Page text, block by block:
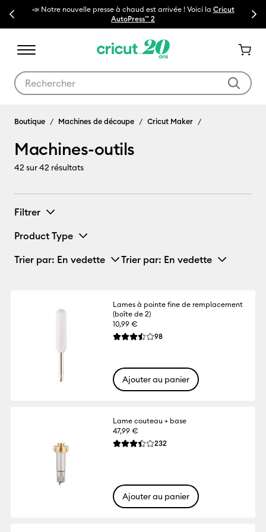
Previous
presse à chaud est arrivée ! Voici laCricut
🔥NOUVEAU PRIX RÉDUITNext
Machines-outils
Boutique Machines de découpe Cricut Maker
Machines-outils
42sur 42 résultats
Filtrer
Product Type
Trier par: En vedette Trier par: En vedette
Lames à pointe fine de remplacement
(boîte de 2)
10,99 €
La note moyenne de ce produit est 3.5
98Reviews
Ajouter au panier
Lame couteau + base
47,99 €
La note moyenne de ce produit est 3.4
232
Ajouter au panier